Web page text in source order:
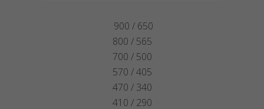
900 / 650
800 / 565
700 / 500
570 / 405
470 / 340
410 / 290